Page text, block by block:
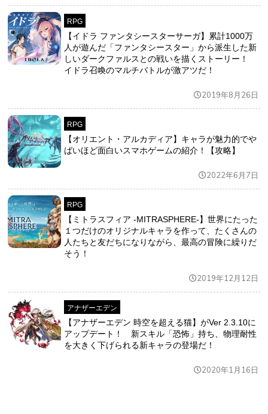
RPG
【イドラ ファンタシースターサーガ】累計1000万
人が遊んだ「ファンタシースター」から派生した新
しいダークファルスとの戦いを描くストーリー！
イドラ召喚のマルチバトルが激アツだ！
2019年8月26日
RPG
【オリエント・アルカディア】キャラが魅力的でや
ばいほど面白いスマホゲームの紹介！【攻略】
2022年6月7日
RPG
【ミトラスフィア -MITRASPHERE-】世界にたった
１つだけのオリジナルキャラを作って、たくさんの
人たちと友だちになりながら、最高の冒険に繰りだ
そう！
2019年12月12日
アナザーエデン
【アナザーエデン 時空を超える猫】がVer 2.3.10に
アップデート！ 新スキル「恐怖」持ち、物理耐性
を大きく下げられる新キャラの登場だ！
2020年1月16日